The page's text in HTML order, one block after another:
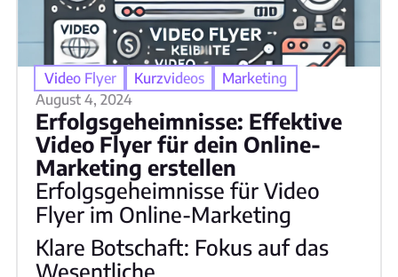
Video Flyer Kurzvideos
Marketing
August 4, 2024
Erfolgsgeheimnisse: Effektive
Video Flyer für dein Online-
Marketing erstellen
Erfolgsgeheimnisse für Video
Flyer im Online-Marketing
Klare Botschaft: Fokus auf das
Wesentliche